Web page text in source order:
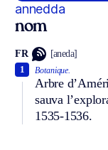
annedda
nom
FR [aneda]
Botanique.
Arbre
sauva
1535-1536.
1